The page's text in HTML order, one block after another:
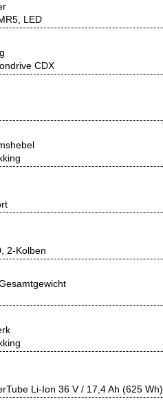
LED
CDX
2-Kolben
Li-Ion 36 V / 17,4 Ah (625 Wh)